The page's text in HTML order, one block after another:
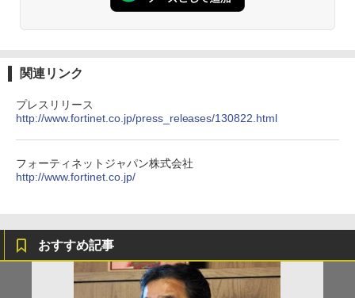
関連リンク
プレスリリース
http://www.fortinet.co.jp/press_releases/130822.html
フォーティネットジャパン株式会社
http://www.fortinet.co.jp/
おすすめ記事